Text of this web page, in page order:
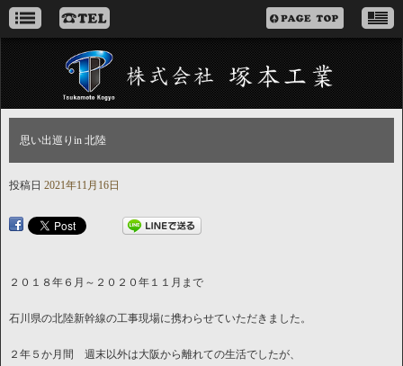
思い出巡りin 北陸
投稿日 2021年11月16日
２０１８年６月～２０２０年１１月まで
石川県の北陸新幹線の工事現場に携わらせていただきました。
２年５か月間 週末以外は大阪から離れての生活でしたが、